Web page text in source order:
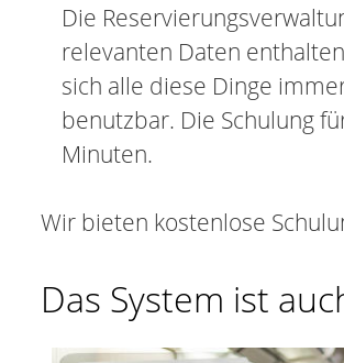
Die
relevanten Daten
sich alle diese Dinge
benutzbar. Die Schulung
Minuten.
Wir bieten kostenlose
Das System ist